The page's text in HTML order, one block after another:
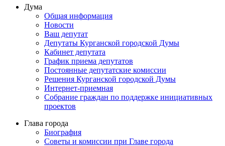
Дума
Общая информация
Новости
Ваш депутат
Депутаты Курганской городской Думы
Кабинет депутата
График приема депутатов
Постоянные депутатские комиссии
Решения Курганской городской Думы
Интернет-приемная
Собрание граждан по поддержке инициативных
проектов
Глава города
Биография
Советы и комиссии при Главе города